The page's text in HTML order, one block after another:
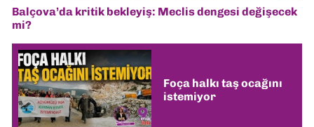
Balçova’da kritik bekleyiş: Meclis dengesi değişecek
mi?
Foça halkı taş ocağını
istemiyor